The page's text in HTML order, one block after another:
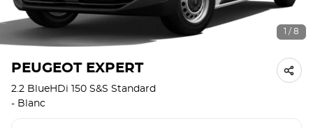
1 / 8
PEUGEOT EXPERT
2.2 BlueHDi 150 S&S Standard
- Blanc